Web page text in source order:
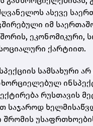
ასევე
იმ
ქარტიით.
სამსახური
რუსთავის
საჯაროდ
შრომის